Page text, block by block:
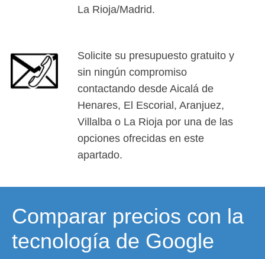
La Rioja/Madrid.
Solicite su presupuesto gratuito y
sin ningún compromiso
contactando desde Aicalá de
Henares, El Escorial, Aranjuez,
Villalba o La Rioja por una de las
opciones ofrecidas en este
apartado.
Comparar precios con la
tecnología de Google